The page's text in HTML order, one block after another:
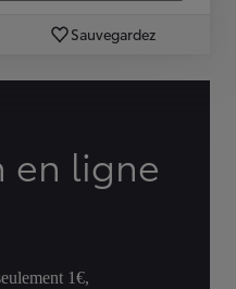
Sauvegardez
en ligne
1€,